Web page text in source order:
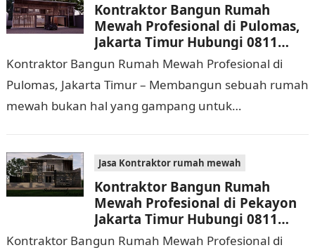
Kontraktor Bangun Rumah
Mewah Profesional di Pulomas,
Jakarta Timur Hubungi 0811
9933 588
Kontraktor Bangun Rumah Mewah Profesional di
Pulomas, Jakarta Timur – Membangun sebuah rumah
mewah bukan hal yang gampang untuk
Jasa Kontraktor rumah mewah
Kontraktor Bangun Rumah
Mewah Profesional di Pekayon
Jakarta Timur Hubungi 0811
9933 588
Kontraktor Bangun Rumah Mewah Profesional di